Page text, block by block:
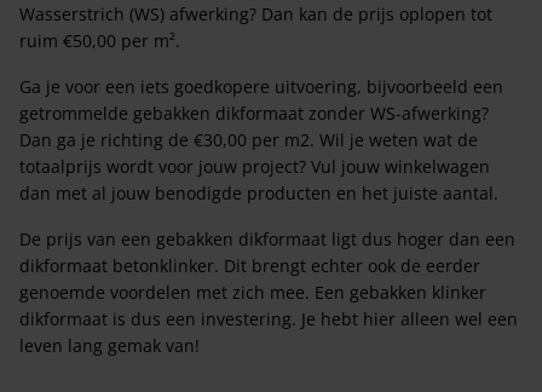
Wasserstrich (WS) afwerking? Dan kan de prijs oplopen tot
ruim €50,00 per m².
Ga je voor een iets goedkopere uitvoering, bijvoorbeeld een
getrommelde gebakken dikformaat zonder WS-afwerking?
Dan ga je richting de €30,00 per m2. Wil je weten wat de
totaalprijs wordt voor jouw project? Vul jouw winkelwagen
dan met al jouw benodigde producten en het juiste aantal.
De prijs van een gebakken dikformaat ligt dus hoger dan een
dikformaat betonklinker. Dit brengt echter ook de eerder
genoemde voordelen met zich mee. Een gebakken klinker
dikformaat is dus een investering. Je hebt hier alleen wel een
leven lang gemak van!